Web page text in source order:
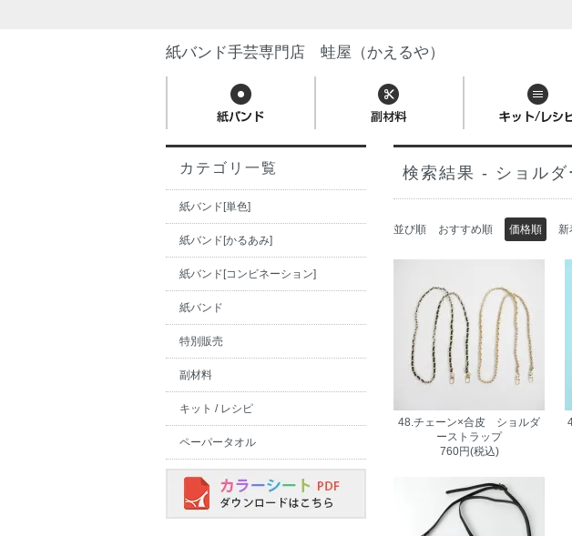
紙バンド手芸専門店 蛙屋（かえるや）
カテゴリ一覧
紙バンド[単色]
紙バンド[かるあみ]
紙バンド[コンビネーション]
紙バンド
特別販売
副材料
キット / レシピ
ペーパータオル
検索結果 - ショルダ
並び順 おすすめ順 価格順 新
48.チェーン×合皮 ショルダ
ーストラップ
760円(税込)